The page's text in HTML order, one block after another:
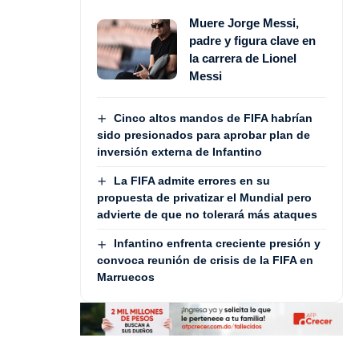
Muere Jorge Messi,
padre y figura clave en
la carrera de Lionel
Messi
Cinco altos mandos de FIFA habrían
sido presionados para aprobar plan de
inversión externa de Infantino
La FIFA admite errores en su
propuesta de privatizar el Mundial pero
advierte de que no tolerará más ataques
Infantino enfrenta creciente presión y
convoca reunión de crisis de la FIFA en
Marruecos